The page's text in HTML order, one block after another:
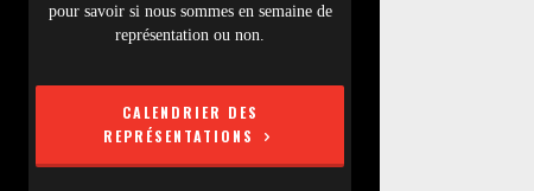
pour savoir si nous sommes en semaine de
représentation ou non.
CALENDRIER DES
REPRÉSENTATIONS